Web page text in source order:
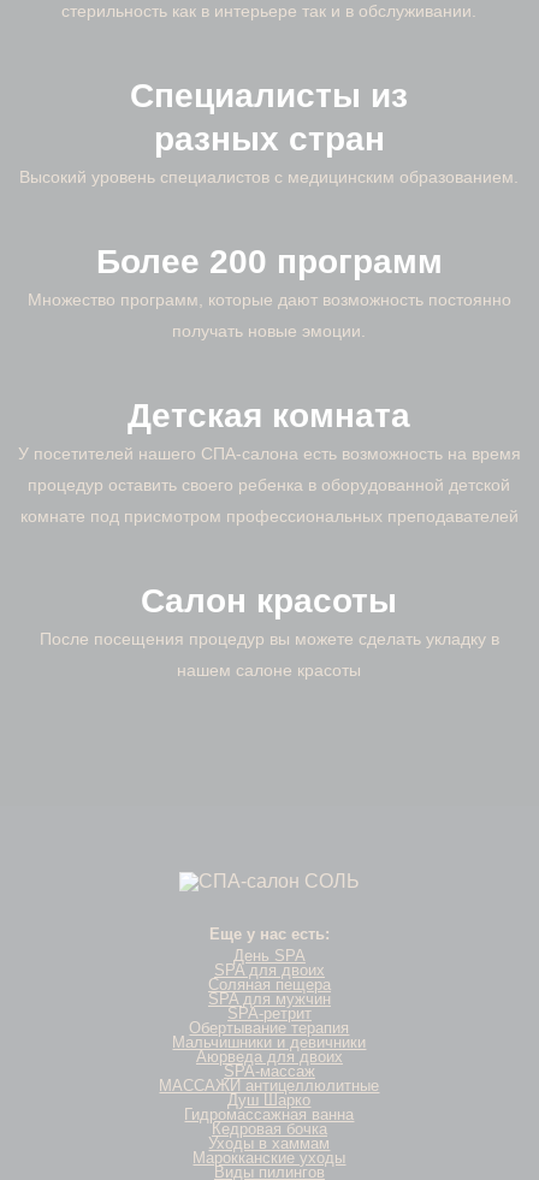
стерильность как в интерьере так и в обслуживании.
Специалисты из
разных стран
Высокий уровень специалистов с медицинским образованием.
Более 200 программ
Множество программ, которые дают возможность постоянно
получать новые эмоции.
Детская комната
У посетителей нашего СПА-салона есть возможность на время
процедур оставить своего ребенка в оборудованной детской
комнате под присмотром профессиональных преподавателей
Салон красоты
После посещения процедур вы можете сделать укладку в
нашем салоне красоты
Еще у нас есть:
День SPA
SPA для двоих
Соляная пещера
SPA для мужчин
SPA-ретрит
Обертывание терапия
Мальчишники и девичники
Аюрведа для двоих
SPA-массаж
МАССАЖИ антицеллюлитные
Душ Шарко
Гидромассажная ванна
Кедровая бочка
Уходы в хаммам
Марокканские уходы
Виды пилингов